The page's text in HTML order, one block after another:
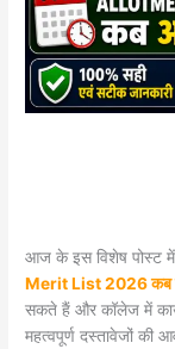
​आज के इस विशेष पोस्ट में
Merit List 2026 कब
सकते हैं और कॉलेज में
महत्वपूर्ण दस्तावेजों की